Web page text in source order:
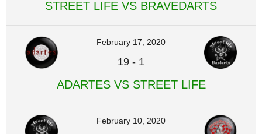
STREET LIFE VS BRAVEDARTS
February 17, 2020
19 - 1
ADARTES VS STREET LIFE
February 10, 2020